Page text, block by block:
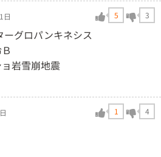
日 5 3
ーグロパンキネシス
岩雪崩地震
1 4